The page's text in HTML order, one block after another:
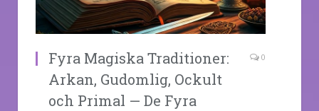
Fyra Magiska Traditioner:
Arkan, Gudomlig, Ockult
och Primal — De Fyra
0